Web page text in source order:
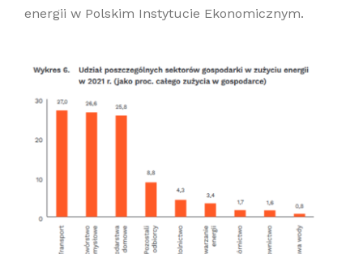
energii w Polskim Instytucie Ekonomicznym.